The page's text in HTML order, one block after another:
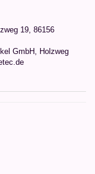
19, 86156
GmbH, Holzweg